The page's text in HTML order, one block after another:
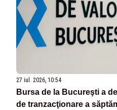
27 iul. 2026, 10:54
Bursa de la Bucureşti a
de tranzacţionare a